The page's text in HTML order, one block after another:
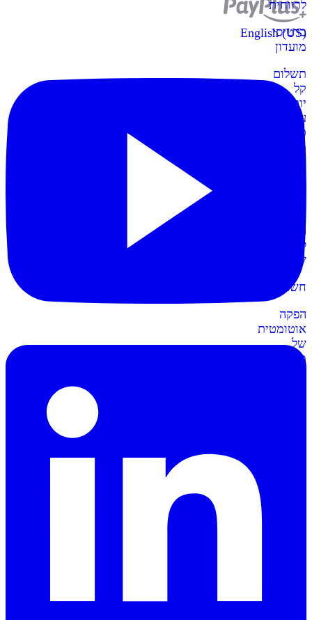
לרווחית
כרטיסי
מועדון
תשלום
קל
יותר
עם
כרטיסי
מועדון
קופות
הקופות
החדשות
לעסק
שלכם
חשבונית+
הפקה
אוטומטית
של
מסמכים
English (US)